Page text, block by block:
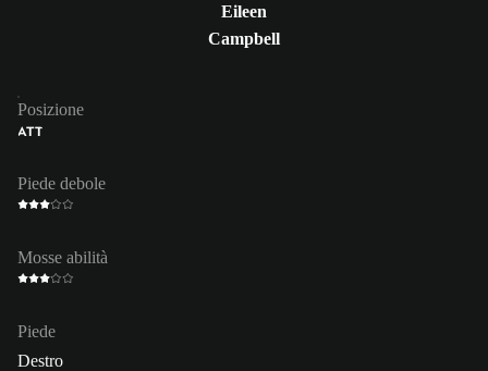
Eileen
Campbell
Posizione
ATT
Piede debole
Mosse abilità
Piede
Destro